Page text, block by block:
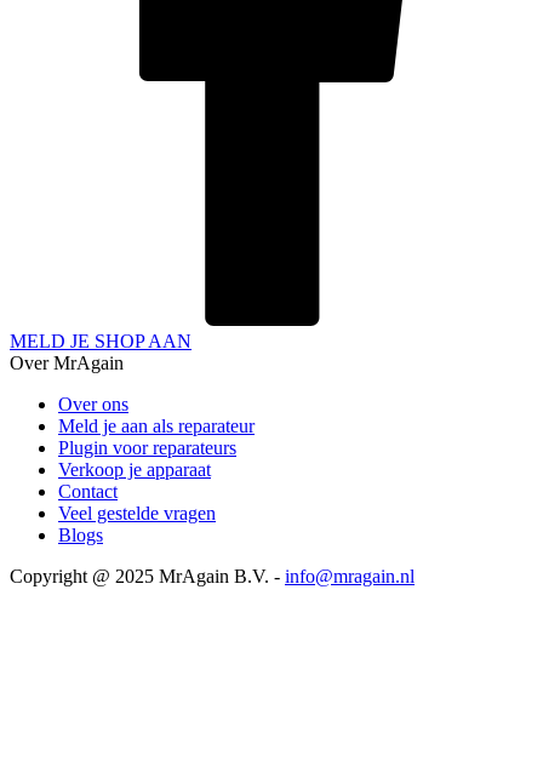
MELD JE SHOP AAN
Over MrAgain
Over ons
Meld je aan als reparateur
Plugin voor reparateurs
Verkoop je apparaat
Contact
Veel gestelde vragen
Blogs
Copyright @ 2025 MrAgain B.V. - info@mragain.nl